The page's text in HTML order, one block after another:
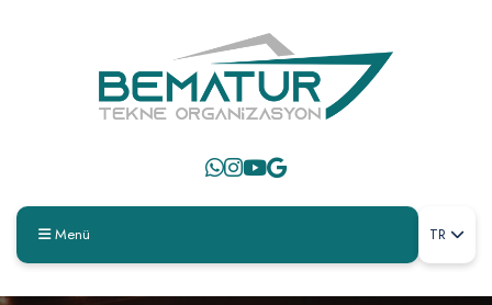
Menü TR